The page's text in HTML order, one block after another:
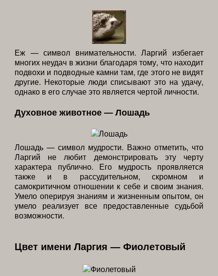
Еж — символ внимательности. Ларгий избегает
многих неудач в жизни благодаря тому, что находит
подвохи и подводные камни там, где этого не видят
другие. Некоторые люди списывают это на удачу,
однако в его случае это является чертой личности.
Духовное животное — Лошадь
Лошадь — символ мудрости. Важно отметить, что
Ларгий не любит демонстрировать эту черту
характера публично. Его мудрость проявляется
также и в рассудительном, скромном и
самокритичном отношении к себе и своим знания.
Умело оперируя знаниям и жизненным опытом, он
умело реализует все предоставленные судьбой
возможности.
Цвет имени Ларгия — Фиолетовый